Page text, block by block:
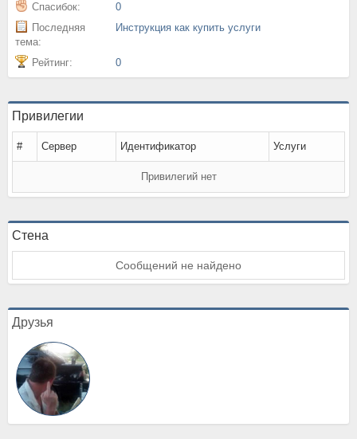
Спасибок:
0
Последняя
тема:
Инструкция как купить услуги
Рейтинг: 0
Привилегии
# Сервер Идентификатор Услуги
Привилегий нет
Стена
Сообщений не найдено
Друзья